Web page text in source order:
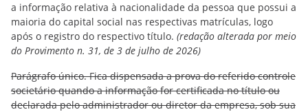
a informação relativa à nacionalidade da pessoa que possui a
maioria do capital social nas respectivas matrículas, logo
após o registro do respectivo título. (redação alterada por meio
do Provimento n. 31, de 3 de julho de 2026)
Parágrafo único. Fica dispensada a prova do referido controle
societário quando a informação for certificada no título ou
declarada pelo administrador ou diretor da empresa, sob sua